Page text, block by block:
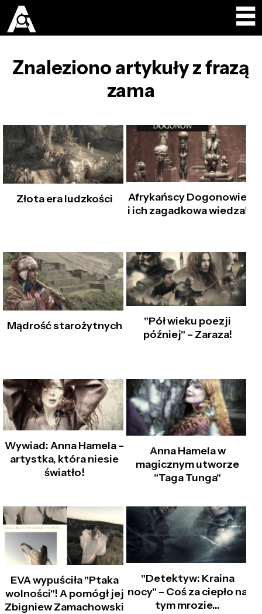
Znaleziono artykuły z frazą
zama
Złota era ludzkości
Afrykańscy Dogonowie
i ich zagadkowa wiedza!
Mądrość starożytnych
"Pół wieku poezji
później" – Zaraza!
Wywiad: Anna Hamela –
artystka, która niesie
światło!
Anna Hamela w
magicznym utworze
"Taga Tunga"
EVA wypuściła "Ptaka
wolności"! A pomógł jej
Zbigniew Zamachowski
"Detektyw: Kraina
nocy" – Coś za ciepło na
tym mrozie…